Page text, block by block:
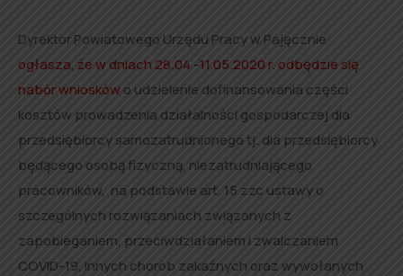
Dyrektor Powiatowego Urzędu Pracy w Pajęcznie
ogłasza, że w dniach 28.04 -11.05.2020 r. odbędzie się
nabór wnioskówo udzielenie dofinansowania części
kosztów prowadzenia działalności gospodarczej dla
przedsiębiorcy samozatrudnionego tj. dla przedsiębiorcy
będącego osobą fizyczną, niezatrudniającego
pracowników, na podstawie art. 15 zzc ustawy o
szczególnych rozwiązaniach związanych z
zapobieganiem, przeciwdziałaniem i zwalczaniem
COVID-19, innych chorób zakaźnych oraz wywołanych